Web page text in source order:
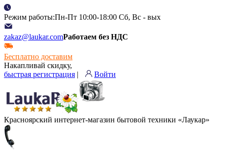
Режим работы:Пн-Пт 10:00-18:00 Сб, Вс - вых
zakaz@laukar.comРаботаем без НДС
Бесплатно доставим
Накапливай скидку,
быстрая регистрация | Войти
Красноярский интернет-магазин бытовой техники «Лаукар»